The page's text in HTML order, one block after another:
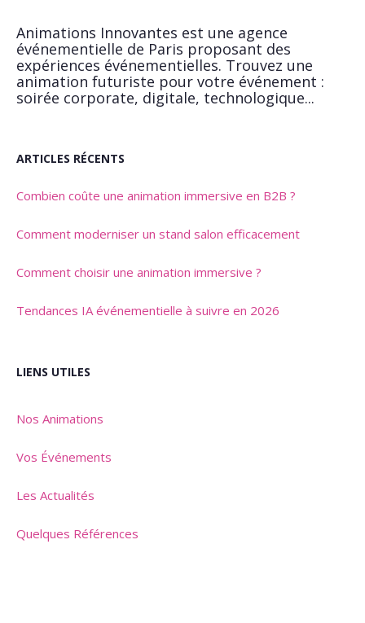
Animations Innovantes est une agence
événementielle de Paris proposant des
expériences événementielles. Trouvez une
animation futuriste pour votre événement :
soirée corporate, digitale, technologique...
ARTICLES RÉCENTS
Combien coûte une animation immersive en B2B ?
Comment moderniser un stand salon efficacement
Comment choisir une animation immersive ?
Tendances IA événementielle à suivre en 2026
LIENS UTILES
Nos Animations
Vos Événements
Les Actualités
Quelques Références